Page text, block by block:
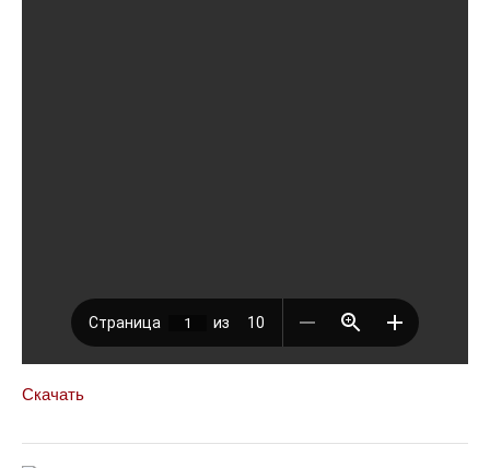
Скачать